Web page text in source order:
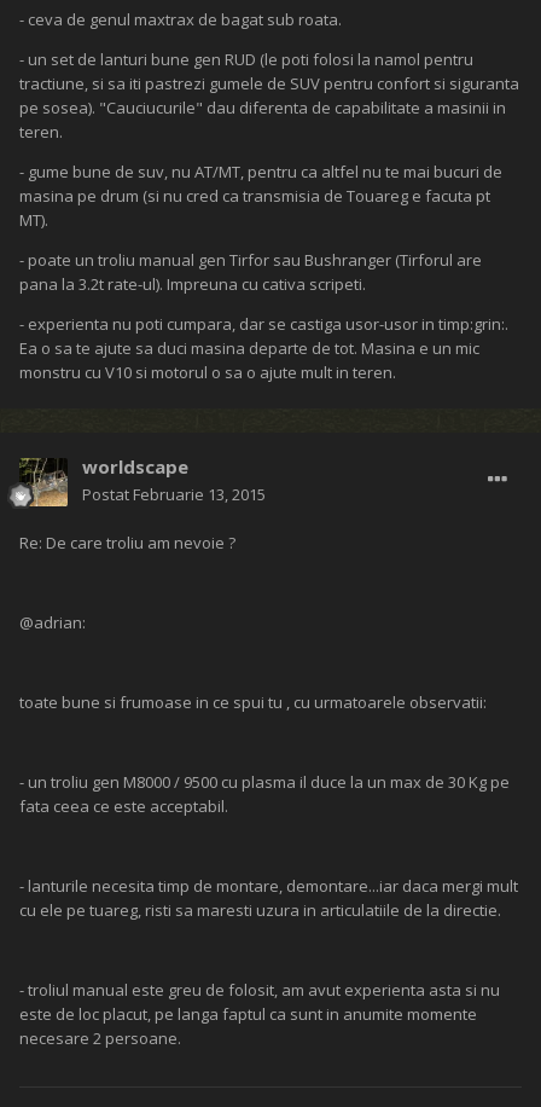
- ceva de genul maxtrax de bagat sub roata.
- un set de lanturi bune gen RUD (le poti folosi la namol pentru
tractiune, si sa iti pastrezi gumele de SUV pentru confort si siguranta
pe sosea). "Cauciucurile" dau diferenta de capabilitate a masinii in
teren.
- gume bune de suv, nu AT/MT, pentru ca altfel nu te mai bucuri de
masina pe drum (si nu cred ca transmisia de Touareg e facuta pt
MT).
- poate un troliu manual gen Tirfor sau Bushranger (Tirforul are
pana la 3.2t rate-ul). Impreuna cu cativa scripeti.
- experienta nu poti cumpara, dar se castiga usor-usor in timp:grin:.
Ea o sa te ajute sa duci masina departe de tot. Masina e un mic
monstru cu V10 si motorul o sa o ajute mult in teren.
worldscape
Postat Februarie 13, 2015
Re: De care troliu am nevoie ?
@adrian:
toate bune si frumoase in ce spui tu , cu urmatoarele observatii:
- un troliu gen M8000 / 9500 cu plasma il duce la un max de 30 Kg pe
fata ceea ce este acceptabil.
- lanturile necesita timp de montare, demontare...iar daca mergi mult
cu ele pe tuareg, risti sa maresti uzura in articulatiile de la directie.
- troliul manual este greu de folosit, am avut experienta asta si nu
este de loc placut, pe langa faptul ca sunt in anumite momente
necesare 2 persoane.